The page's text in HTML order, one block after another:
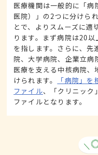
医療機関は一般的に「病
医院）」の2つに分けら
とで、よりスムーズに適
ります。まず病院は20
を指します。さらに、先
院、大学病院、企業立病
医療を支える中核病院、
けられます。
「病院」
ファイル、「クリニック
ファイルとなります。